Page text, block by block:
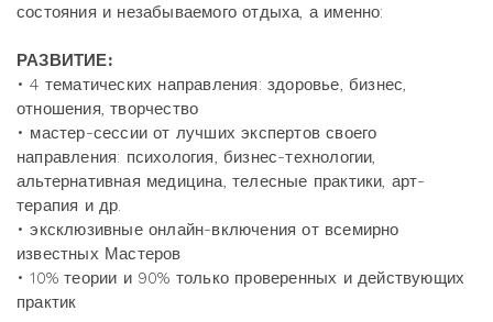
состояния и незабываемого отдыха, а именно:
РАЗВИТИЕ:
• 4 тематических направления: здоровье, бизнес,
отношения, творчество
• мастер-сессии от лучших экспертов своего
направления: психология, бизнес-технологии,
альтернативная медицина, телесные практики, арт-
терапия и др.
• эксклюзивные онлайн-включения от всемирно
известных Мастеров
• 10% теории и 90% только проверенных и действующих
практик